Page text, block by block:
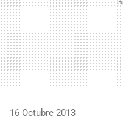
16 Octubre 2013